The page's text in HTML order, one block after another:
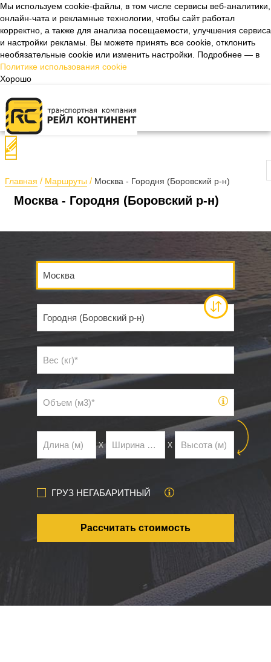
Мы используем cookie-файлы, в том числе сервисы веб-аналитики,
онлайн-чата и рекламные технологии, чтобы сайт работал
корректно, а также для анализа посещаемости, улучшения сервиса
и настройки рекламы. Вы можете принять все cookie, отклонить
необязательные cookie или изменить настройки. Подробнее — в
Политике использования cookie
Хорошо
Назад
Главная Маршруты Москва - Городня (Боровский р-н)
Москва - Городня (Боровский р-н)
х х
ГРУЗ НЕГАБАРИТНЫЙ
Рассчитать стоимость